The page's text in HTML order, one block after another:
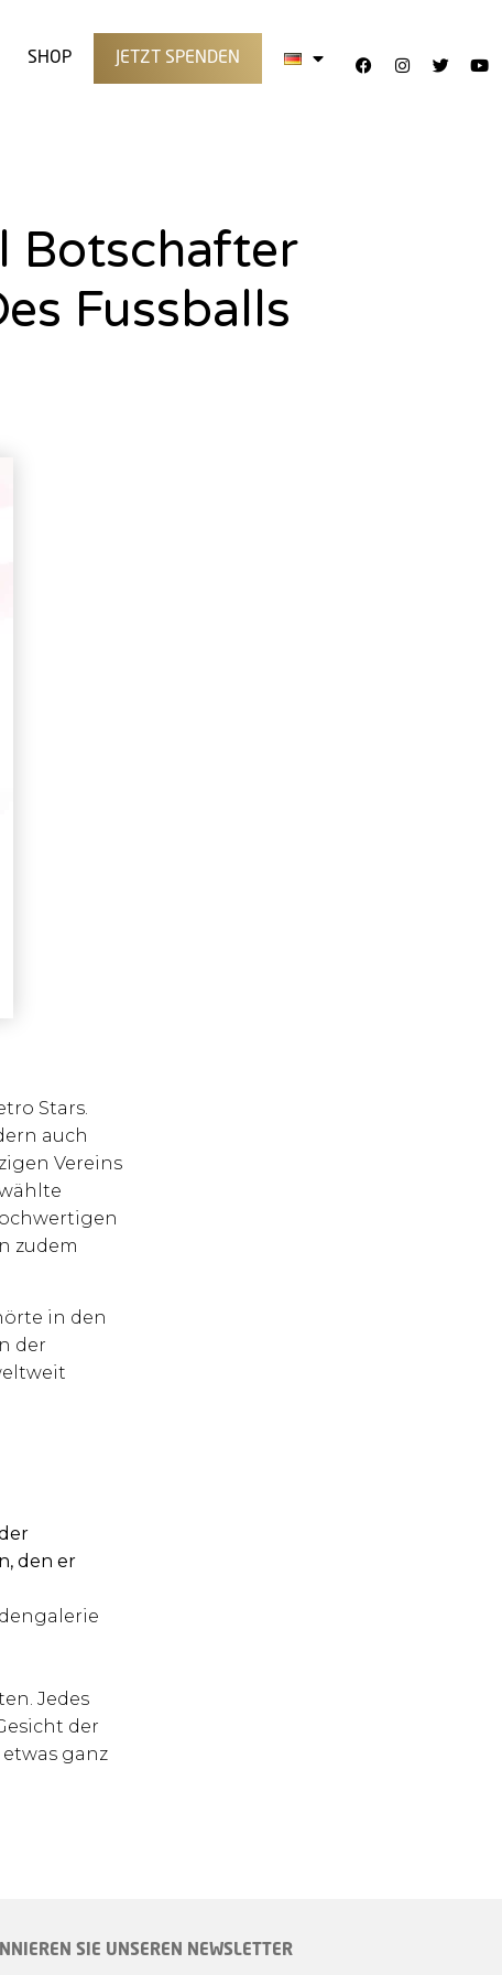
SHOP JETZT SPENDEN
Botschafter
Fussballs
Stars.
auch
Vereins
zudem
in den
der
den er
Jedes
der
ganz
SIE UNSEREN NEWSLETTER